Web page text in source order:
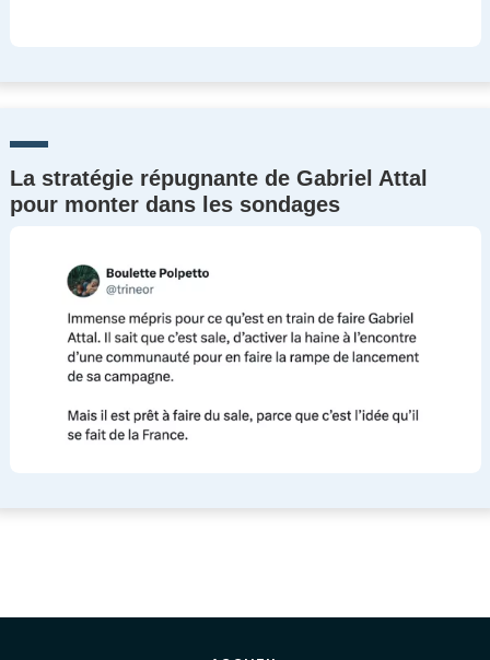
La stratégie répugnante de Gabriel Attal
pour monter dans les sondages